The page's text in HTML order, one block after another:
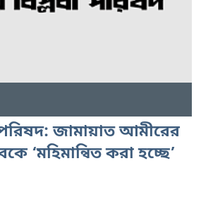
পরিষদ: জামায়াত আমীরের
‘মহিমান্বিত করা হচ্ছে’